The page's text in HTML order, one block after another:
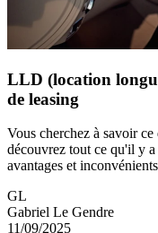
LLD (location
de leasing
Vous cherchez à savoir
découvrez tout ce qu'il y
avantages et inconvénients
GL
Gabriel Le Gendre
11/09/2025